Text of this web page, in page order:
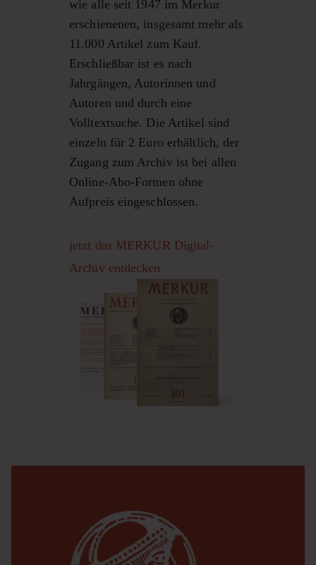
wie alle seit 1947 im Merkur
erschienenen, insgesamt mehr als
11.000 Artikel zum Kauf.
Erschließbar ist es nach
Jahrgängen, Autorinnen und
Autoren und durch eine
Volltextsuche. Die Artikel sind
einzeln für 2 Euro erhältlich, der
Zugang zum Archiv ist bei allen
Online-Abo-Formen ohne
Aufpreis eingeschlossen.
jetzt das MERKUR Digital-
Archiv entdecken